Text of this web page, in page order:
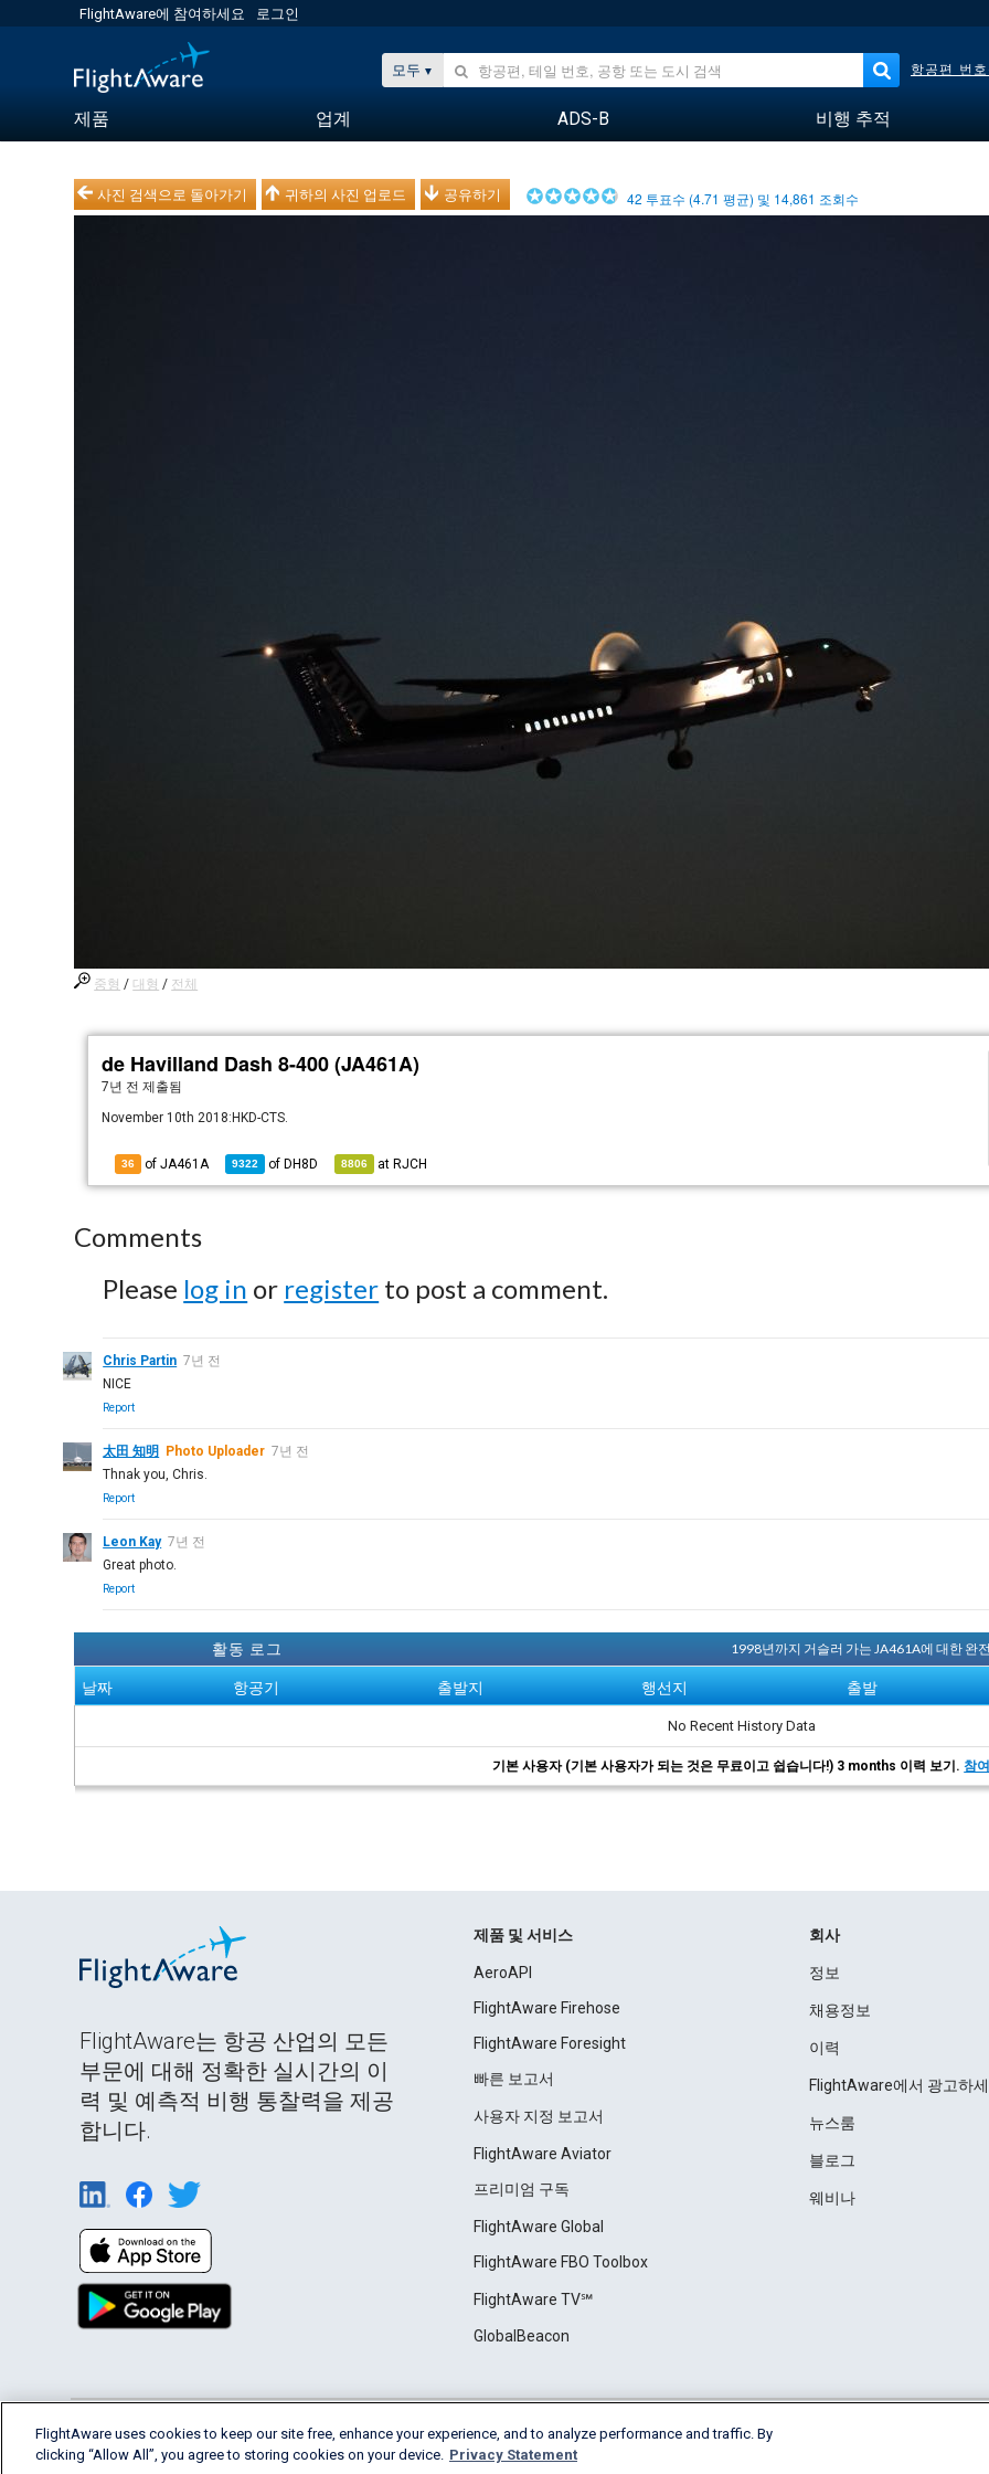
FlightAware에 참여하세요 로그인
모두 항공편 번
제품 업계 ADS-B 비행 추적
사진 검색으로 돌아가기 귀하의 사진 업로드 공유하기 42 투표수 (4.71 평균) 및 14,861 조회수
중형 / 대형 / 전체
de Havilland Dash 8-400 (JA461A)
7년 전 제출됨
November 10th 2018:HKD-CTS.
36 of JA461A 9322 of DH8D 8806 at RJCH
Comments
Please log in or register to post a comment.
Chris Partin 7년 전
NICE
Report
太田 知明 Photo Uploader 7년 전
Thnak you, Chris.
Report
Leon Kay 7년 전
Great photo.
Report
활동 로그 1998년까지 거슬러 가는 JA461A에 대한 완
날짜 항공기 출발지 행선지 출발
No Recent History Data
기본 사용자 (기본 사용자가 되는 것은 무료이고 쉽습니다!) 3 months 이력 보기.참
FlightAware는 항공 산업의 모든
부문에 대해 정확한 실시간의 이
력 및 예측적 비행 통찰력을 제공
합니다.
제품 및 서비스
AeroAPI
FlightAware Firehose
FlightAware Foresight
빠른 보고서
사용자 지정 보고서
FlightAware Aviator
프리미엄 구독
FlightAware Global
FlightAware FBO Toolbox
FlightAware TV℠
GlobalBeacon
회사
정보
채용정보
이력
FlightAware에서 광고하
뉴스룸
블로그
웨비나
English (USA) 2026 FlightAware Terms of Use Privacy Cookie Settings
FlightAware uses cookies to keep our site free, enhance your experience, and to analyze performance and traffic. By
clicking “Allow All”, you agree to storing cookies on your device. Privacy Statement